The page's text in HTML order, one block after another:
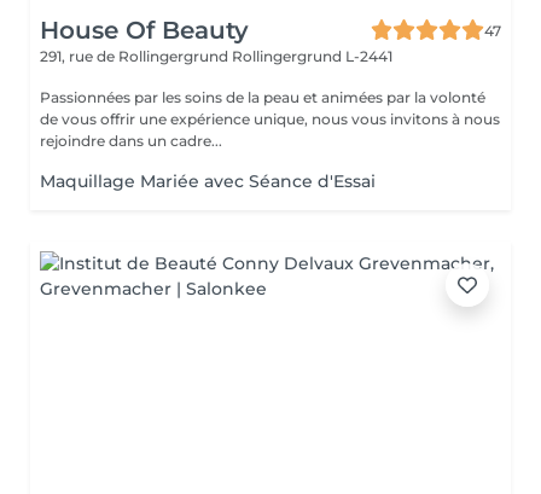
House Of Beauty
47
291, rue de Rollingergrund Rollingergrund L-2441
Passionnées par les soins de la peau et animées par la volonté
de vous offrir une expérience unique, nous vous invitons à nous
rejoindre dans un cadre...
Maquillage Mariée avec Séance d'Essai